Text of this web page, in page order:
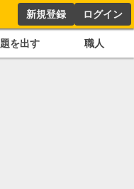
新規登録 ログイン
を出す 職人